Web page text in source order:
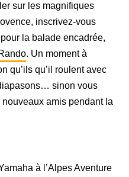
sur les magnifiques
inscrivez-vous
la balade encadrée,
. Un moment à
qu’ils qu’il roulent avec
sinon vous
amis pendant la
à l’Alpes Aventure